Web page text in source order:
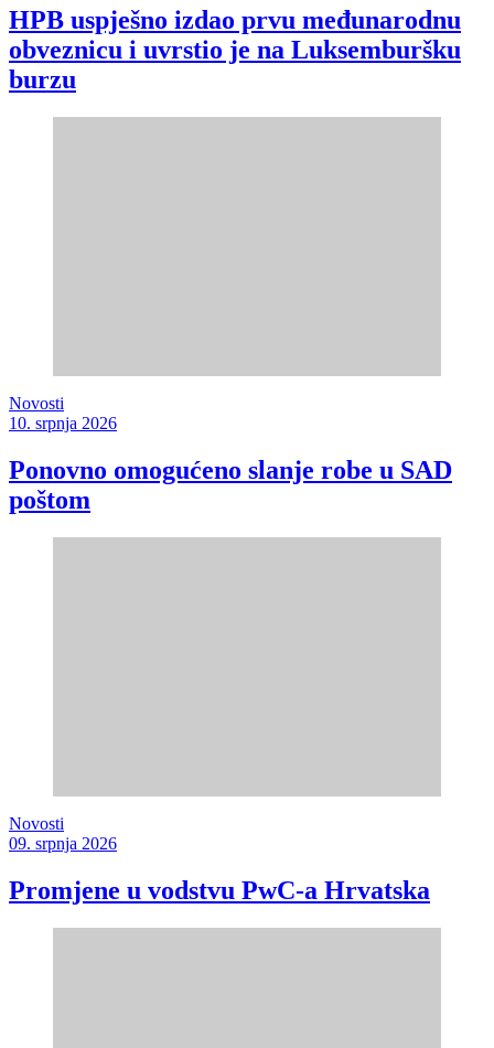
HPB uspješno izdao prvu međunarodnu
obveznicu i uvrstio je na Luksemburšku
burzu
Novosti
10. srpnja 2026
Ponovno omogućeno slanje robe u SAD
poštom
Novosti
09. srpnja 2026
Promjene u vodstvu PwC-a Hrvatska